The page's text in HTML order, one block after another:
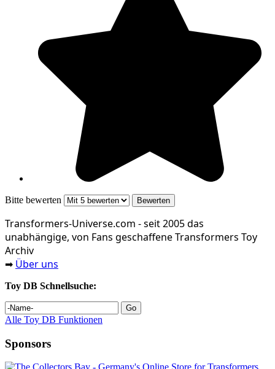
Bitte bewerten
Transformers‑Universe.com - seit 2005 das
unabhängige, von Fans geschaffene Transformers Toy
Archiv
➡ Über uns
Toy DB Schnellsuche:
Alle Toy DB Funktionen
Sponsors